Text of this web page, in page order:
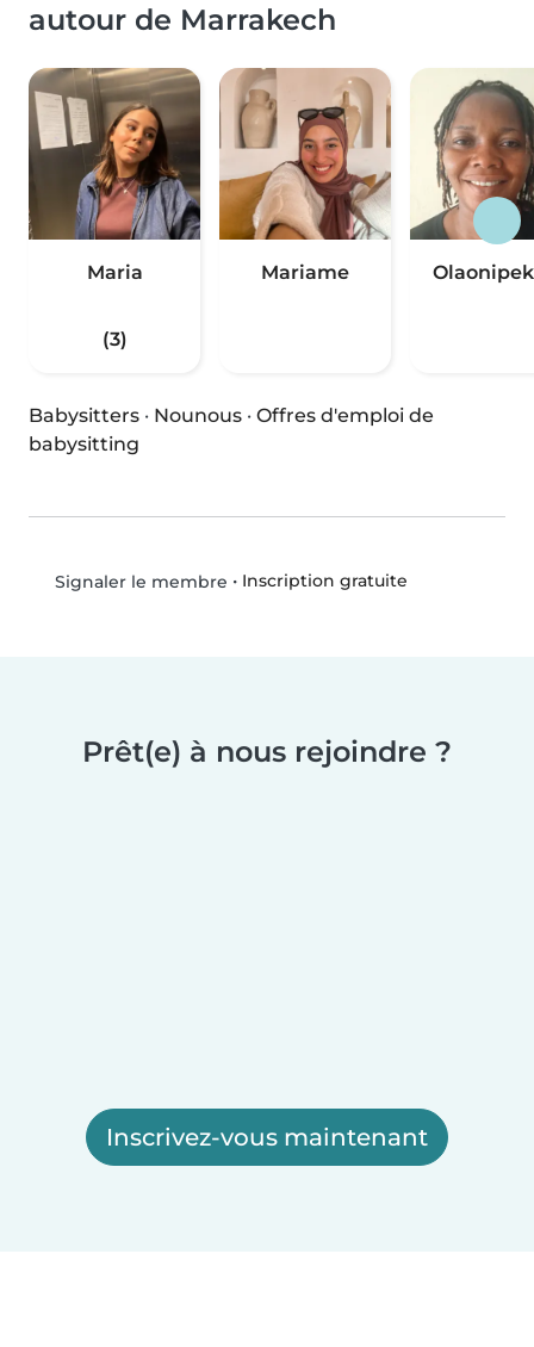
autour de Marrakech
Maria
(3)
Mariame
Babysitters · Nounous · Offres d'emploi de
babysitting
Signaler le membre • Inscription gratuite
Prêt(e) à nous rejoindre ?
Inscrivez-vous maintenant